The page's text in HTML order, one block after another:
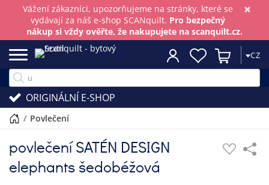
×
Vážení zákazníci, upozorňujeme na stránky, které se
vydávají za náš e-shop SCANquilt. Pro bezpečný
nákup si vždy ověřte, že nakupujete na scanquilt.cz.
CZ
ORIGINÁLNÍ E-SHOP
/ povlečení
povlečení SATÉN DESIGN
elephants šedobéžová